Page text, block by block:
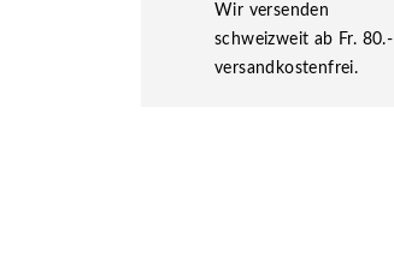
Wir versenden
schweizweit ab Fr. 80.-
versandkostenfrei.